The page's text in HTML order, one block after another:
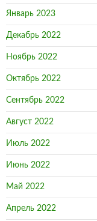
Октябрь 2022
Сентябрь 2022
Август 2022
Июль 2022
Июнь 2022
Май 2022
Апрель 2022
Март 2022
Февраль 2022
Январь 2022